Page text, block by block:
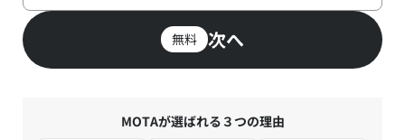
無料 次へ
MOTAが選ばれる３つの理由